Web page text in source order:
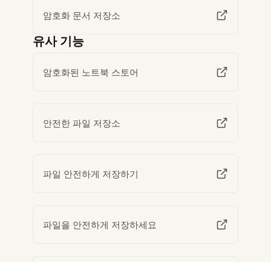
암호화 문서 저장소
유사 기능
암호화된 노트북 스토어
안전한 파일 저장소
파일 안전하게 저장하기
파일을 안전하게 저장하세요